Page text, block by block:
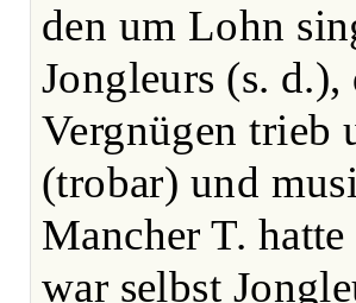
den um Lohn
Jongleurs (s. d.),
Vergnügen trieb
(trobar) und
Mancher T.
war selbst